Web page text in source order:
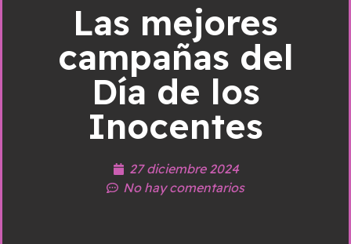
Las mejores
campañas del
Día de los
Inocentes
27 diciembre 2024
No hay comentarios